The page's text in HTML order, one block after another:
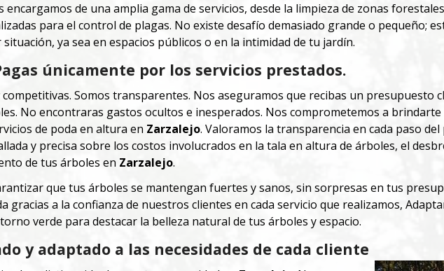
encargamos de una amplia gama de servicios, desde la limpieza de zonas
para el control de plagas. No existe desafío demasiado grande o pequeño;
ya sea en espacios públicos o en la intimidad de tu jardín.
únicamente por los servicios prestados.
Somos transparentes. Nos aseguramos que recibas un presupuesto
No encontraras gastos ocultos e inesperados. Nos comprometemos a
de poda en altura en Zarzalejo. Valoramos la transparencia en cada paso del
y precisa sobre los costos involucrados en la tala en altura de árboles, el
de tus árboles en Zarzalejo.
que tus árboles se mantengan fuertes y sanos, sin sorpresas en tus
gracias a la confianza de nuestros clientes en cada servicio que realizamos,
verde para destacar la belleza natural de tus árboles y espacio.
y adaptado a las necesidades de cada cliente